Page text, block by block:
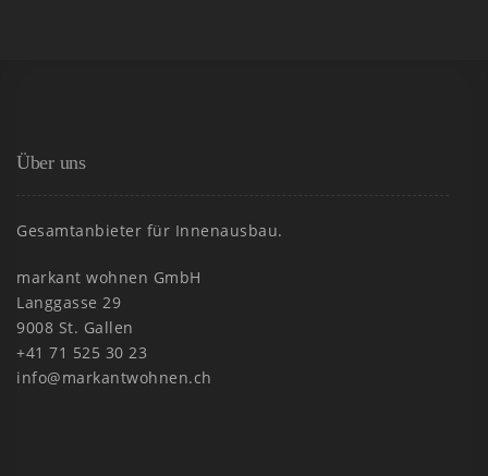
Über uns
Gesamtanbieter für Innenausbau.
markant wohnen GmbH
Langgasse 29
9008 St. Gallen
+41 71 525 30 23
info@markantwohnen.ch